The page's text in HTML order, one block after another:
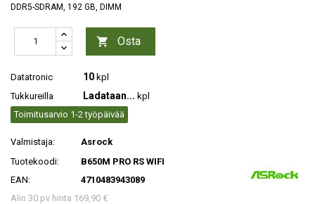
DDR5-SDRAM, 192 GB, DIMM
 Osta
Datatronic 10 kpl
Tukkureilla
Ladataan... kpl
Toimitusarvio 1-2 työpäivää
Valmistaja:
Asrock
Tuotekoodi:
B650M PRO RS WIFI
EAN:
4710483943089
Alin 30 pv hinta 169,90 €